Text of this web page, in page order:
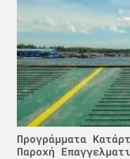
Προγράμματα
Παροχή